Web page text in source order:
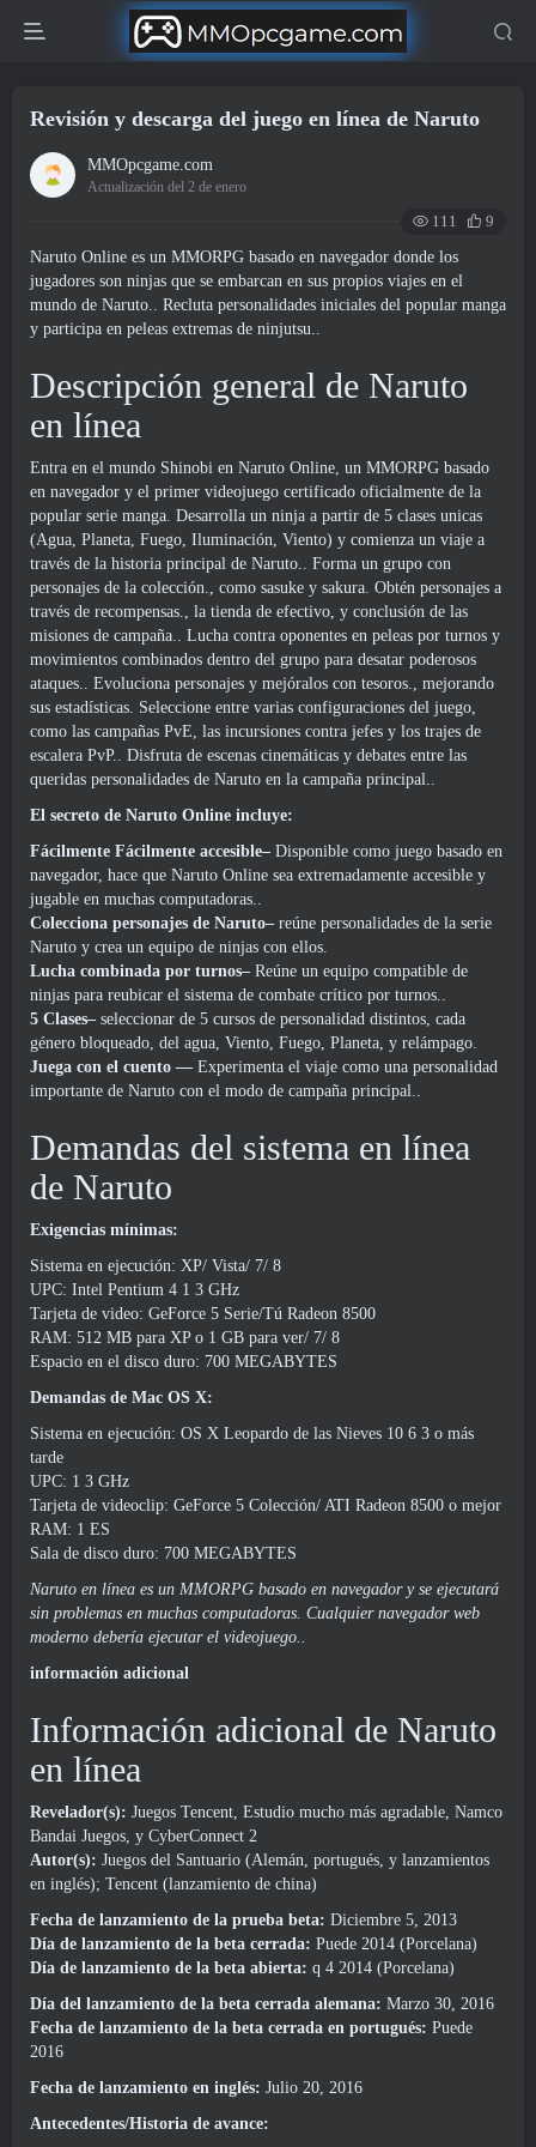
Revisión y descarga del juego en línea de Naruto
MMOpcgame.com
Actualización del 2 de enero
111
9
Naruto Online es un MMORPG basado en navegador donde los
jugadores son ninjas que se embarcan en sus propios viajes en el
mundo de Naruto.. Recluta personalidades iniciales del popular manga
y participa en peleas extremas de ninjutsu..
Descripción general de Naruto
en línea
Entra en el mundo Shinobi en Naruto Online, un MMORPG basado
en navegador y el primer videojuego certificado oficialmente de la
popular serie manga. Desarrolla un ninja a partir de 5 clases unicas
(Agua, Planeta, Fuego, Iluminación, Viento) y comienza un viaje a
través de la historia principal de Naruto.. Forma un grupo con
personajes de la colección., como sasuke y sakura. Obtén personajes a
través de recompensas., la tienda de efectivo, y conclusión de las
misiones de campaña.. Lucha contra oponentes en peleas por turnos y
movimientos combinados dentro del grupo para desatar poderosos
ataques.. Evoluciona personajes y mejóralos con tesoros., mejorando
sus estadísticas. Seleccione entre varias configuraciones del juego,
como las campañas PvE, las incursiones contra jefes y los trajes de
escalera PvP.. Disfruta de escenas cinemáticas y debates entre las
queridas personalidades de Naruto en la campaña principal..
El secreto de Naruto Online incluye:
Fácilmente Fácilmente accesible– Disponible como juego basado en
navegador, hace que Naruto Online sea extremadamente accesible y
jugable en muchas computadoras..
Colecciona personajes de Naruto– reúne personalidades de la serie
Naruto y crea un equipo de ninjas con ellos.
Lucha combinada por turnos– Reúne un equipo compatible de
ninjas para reubicar el sistema de combate crítico por turnos..
5 Clases– seleccionar de 5 cursos de personalidad distintos, cada
género bloqueado, del agua, Viento, Fuego, Planeta, y relámpago.
Juega con el cuento — Experimenta el viaje como una personalidad
importante de Naruto con el modo de campaña principal..
Demandas del sistema en línea
de Naruto
Exigencias mínimas:
Sistema en ejecución: XP/ Vista/ 7/ 8
UPC: Intel Pentium 4 1 3 GHz
Tarjeta de video: GeForce 5 Serie/Tú Radeon 8500
RAM: 512 MB para XP o 1 GB para ver/ 7/ 8
Espacio en el disco duro: 700 MEGABYTES
Demandas de Mac OS X:
Sistema en ejecución: OS X Leopardo de las Nieves 10 6 3 o más
tarde
UPC: 1 3 GHz
Tarjeta de videoclip: GeForce 5 Colección/ ATI Radeon 8500 o mejor
RAM: 1 ES
Sala de disco duro: 700 MEGABYTES
Naruto en línea es un MMORPG basado en navegador y se ejecutará
sin problemas en muchas computadoras. Cualquier navegador web
moderno debería ejecutar el videojuego..
información adicional
Información adicional de Naruto
en línea
Revelador(s): Juegos Tencent, Estudio mucho más agradable, Namco
Bandai Juegos, y CyberConnect 2
Autor(s): Juegos del Santuario (Alemán, portugués, y lanzamientos
en inglés); Tencent (lanzamiento de china)
Fecha de lanzamiento de la prueba beta: Diciembre 5, 2013
Día de lanzamiento de la beta cerrada: Puede 2014 (Porcelana)
Día de lanzamiento de la beta abierta: q 4 2014 (Porcelana)
Día del lanzamiento de la beta cerrada alemana: Marzo 30, 2016
Fecha de lanzamiento de la beta cerrada en portugués: Puede
2016
Fecha de lanzamiento en inglés: Julio 20, 2016
Antecedentes/Historia de avance: